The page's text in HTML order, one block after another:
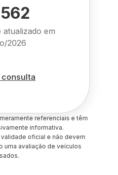
atualizado em
2026
consulta
referenciais e têm
informativa.
oficial e não devem
uma avaliação de veículos